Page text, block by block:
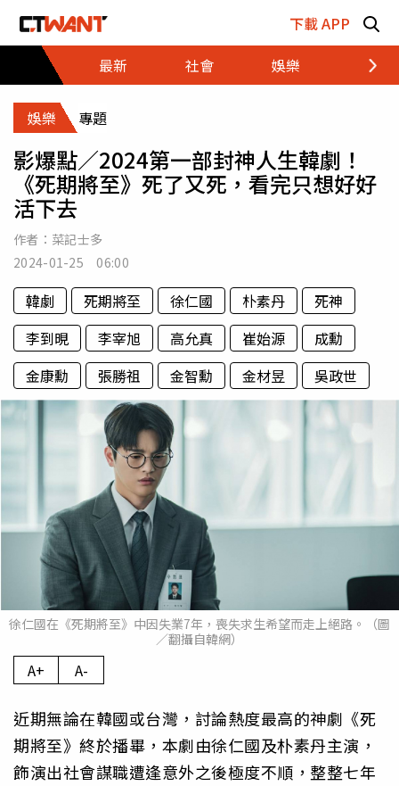
下載 APP
最新
社會 娛樂 財經
娛樂 專題
影爆點／2024第一部封神人生韓劇！
《死期將至》死了又死，看完只想好好
活下去
作者： 菜記士多
2024-01-25 06:00
韓劇 死期將至 徐仁國 朴素丹
死神
李到晛
李宰旭 高允真 崔始源
成勳
金康勳
張勝祖 金智勳 金材昱 吳政世
徐仁國在《死期將至》中因失業7年，喪失求生希望而走上絕路。（圖
／翻攝自韓網）
A+ A-
近期無論在韓國或台灣，討論熱度最高的神劇《死
期將至》終於播畢，本劇由徐仁國及朴素丹主演，
飾演出社會謀職遭逢意外之後極度不順，整整七年